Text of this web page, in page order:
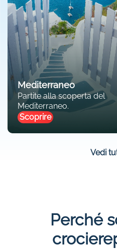
Mediterraneo
Partite alla scoperta del
Mediterraneo.
Scoprire
Vedi
Perché